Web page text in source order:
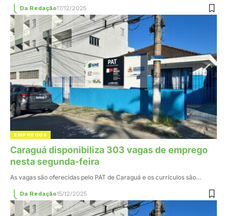
Da Redação17/12/2025
EMPREGOS
Caraguá disponibiliza 303 vagas de emprego
nesta segunda-feira
As vagas são oferecidas pelo PAT de Caraguá e os currículos são…
Da Redação15/12/2025